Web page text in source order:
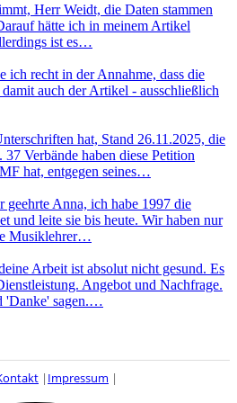
Herr Weidt, die Daten stammen
hätte ich in meinem Artikel
ist es…
ich recht in der Annahme, dass die
auch der Artikel - ausschließlich
hat, Stand 26.11.2025, die
Verbände haben diese Petition
hat, entgegen seines…
geehrte Anna, ich habe 1997 die
und leite sie bis heute. Wir haben nur
Musiklehrer…
Arbeit ist absolut nicht gesund. Es
Angebot und Nachfrage.
'Danke' sagen.…
| Impressum |